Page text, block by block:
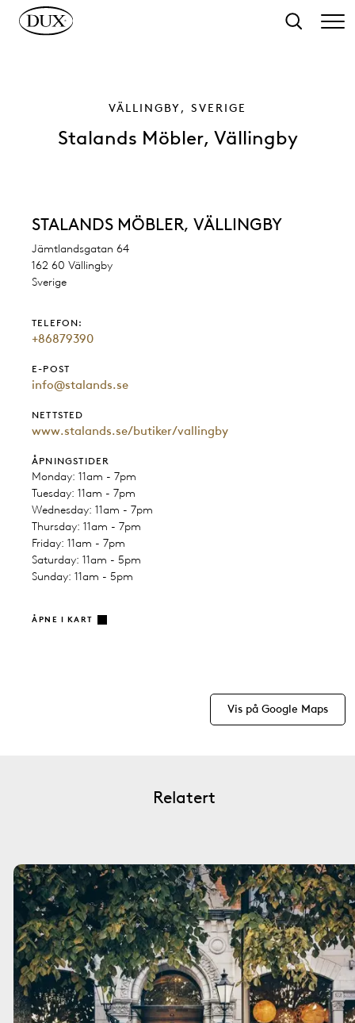
hovedinnhold
Søk
VÄLLINGBY, SVERIGE
Stalands Möbler, Vällingby
STALANDS MÖBLER, VÄLLINGBY
Jämtlandsgatan 64
162 60 Vällingby
Sverige
TELEFON:
+86879390
E-POST
info@stalands.se
NETTSTED
www.stalands.se/butiker/vallingby
ÅPNINGSTIDER
Monday: 11am - 7pm
Tuesday: 11am - 7pm
Wednesday: 11am - 7pm
Thursday: 11am - 7pm
Friday: 11am - 7pm
Saturday: 11am - 5pm
Sunday: 11am - 5pm
ÅPNE I KART
Vis på Google Maps
Relatert